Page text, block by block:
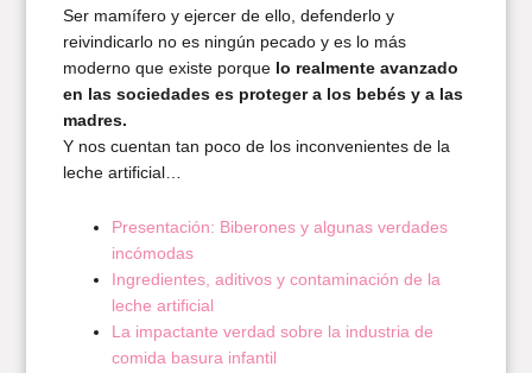
Ser mamífero y ejercer de ello, defenderlo y
reivindicarlo no es ningún pecado y es lo más
moderno que existe porque lo realmente avanzado
en las sociedades es proteger a los bebés y a las
madres.
Y nos cuentan tan poco de los inconvenientes de la
leche artificial…
Presentación: Biberones y algunas verdades
incómodas
Ingredientes, aditivos y contaminación de la
leche artificial
La impactante verdad sobre la industria de
comida basura infantil